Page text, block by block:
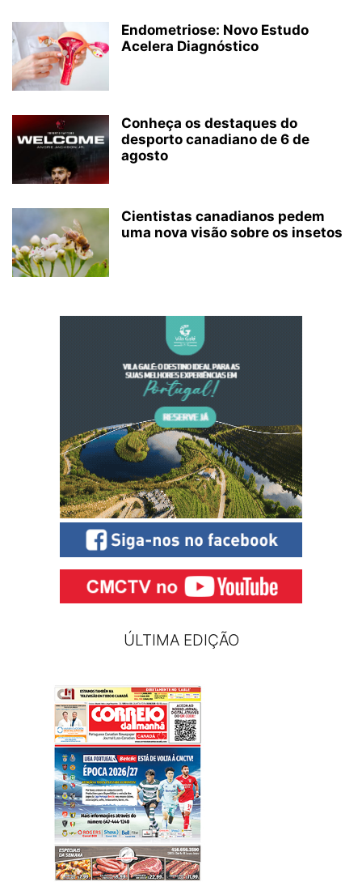
Endometriose: Novo Estudo
Acelera Diagnóstico
Conheça os destaques do
desporto canadiano de 6 de
agosto
Cientistas canadianos pedem
uma nova visão sobre os insetos
ÚLTIMA EDIÇÃO